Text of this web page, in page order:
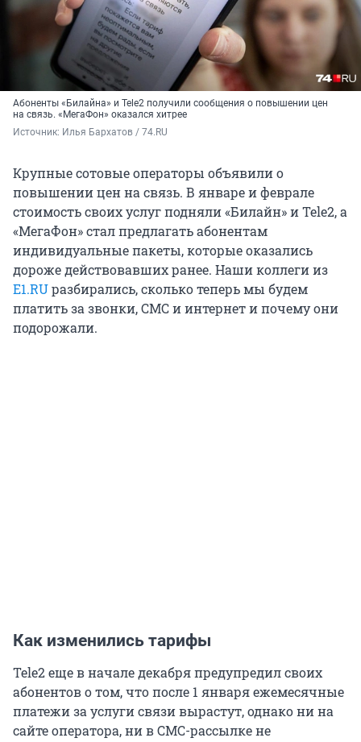
Абоненты «Билайна» и Tele2 получили сообщения о повышении цен
на связь. «МегаФон» оказался хитрее
Источник: Илья Бархатов / 74.RU
Крупные сотовые операторы объявили о
повышении цен на связь. В январе и феврале
стоимость своих услуг подняли «Билайн» и Tele2, а
«МегаФон» стал предлагать абонентам
индивидуальные пакеты, которые оказались
дороже действовавших ранее. Наши коллеги из
E1.RUразбирались, сколько теперь мы будем
платить за звонки, СМС и интернет и почему они
подорожали.
Как изменились тарифы
Tele2 еще в начале декабря предупредил своих
абонентов о том, что после 1 января ежемесячные
платежи за услуги связи вырастут, однако ни на
сайте оператора, ни в СМС-рассылке не